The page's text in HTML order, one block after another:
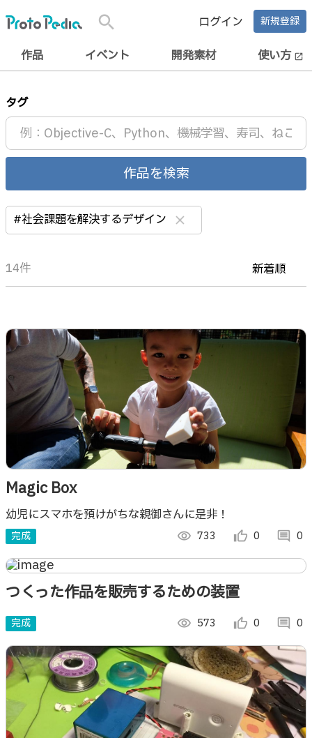
search ログイン 新規登録
作品 イベント 開発素材 使い方 open_in_new
タグ
作品を検索
#社会課題を解決するデザイン clear
14件 新着順
Magic Box
幼児にスマホを預けがちな親御さんに是非！
完成 visibility 733 thumb_up_alt 0 comment 0
つくった作品を販売するための装置
完成 visibility 573 thumb_up_alt 0 comment 0